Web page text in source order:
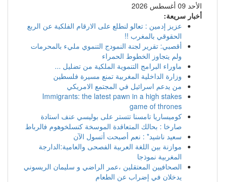
الأحد 09 أغسطس 2026
أخبار سريعة:
عزيز إدمين : تعالو لنطلع على الارقام الفلكية عن الربع
الحقوقي بالمغرب !!
أقصبي: تقرير لجنة النمودج التنموي مليء بالمحرمات
ولم يتجاوز الخطوط الحمراء
ماوراء البرامج التنموية الملكية من تضليل ...
وزارة الداخلية المغربية تمنع مسيرة فلسطين
من يدعم اسرائيل في المجتمع الامريكي
Immigrants: the latest pawn in a high stakes
game of thrones
كوميساريا تامسنا تتستر على بوليسي عنف استادة
صارخا : بحالك المتعاقدة الموسخة كنسلخوهوم فالرباط
سعيد ناشيد* : نعم أصبحت أتسول الآن
موازنة بين اللغة العربية الفصحى والعامية:الدارجة
المغربية نموذجا
الصحافيين المعتقلين ،عمر الراضي و سليمان الريسوني
يدخلان في إضراب عن الطعام